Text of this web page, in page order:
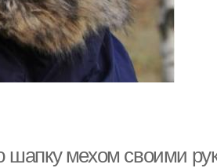
шапку мехом своими